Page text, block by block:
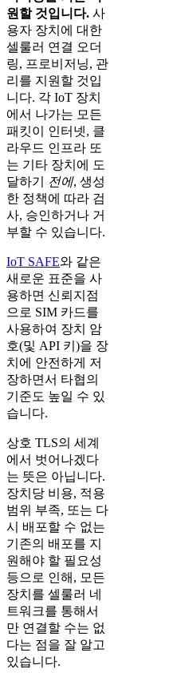
원할 것입니다. 사
용자 장치에 대한
셀룰러 연결 오더
링, 프로비저닝, 관
리를 지원할 것입
니다. 각 IoT 장치
에서 나가는 모든
패킷이 인터넷, 클
라우드 인프라 또
는 기타 장치에 도
달하기
전에, 생성
한 정책에 따라 검
사, 승인하거나 거
부할 수 있습니다.
IoT SAFE와 같은
새로운 표준을 사
용하면 신뢰지점
으로 SIM 카드를
사용하여 장치 암
호(및 API 키)을 장
치에 안전하게 저
장하면서 타협의
기준도 높일 수 있
습니다.
상호 TLS의 세계
에서 벗어나겠다
는 뜻은 아닙니다.
장치당 비용, 적용
범위 부족, 또는 다
시 배포할 수 없는
기존의 배포를 지
원해야 할 필요성
등으로 인해, 모든
장치를 셀룰러 네
트워크를 통해서
만 연결할 수는 없
다는 점을 잘 알고
있습니다.